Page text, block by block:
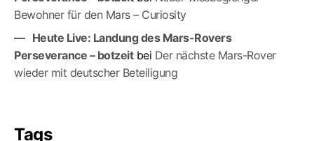
Bewohner für den Mars – Curiosity
Heute Live: Landung des Mars-Rovers
Perseverance – botzeitbei Der nächste Mars-Ro­ver
wieder mit deutscher Beteiligung
Tags